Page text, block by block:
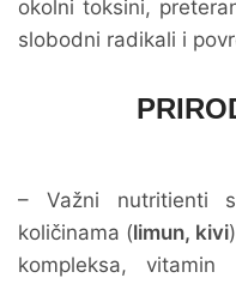
okolni toksini,
slobodni radikali i
– Važni nutritienti
količinama (limun, kivi
kompleksa,